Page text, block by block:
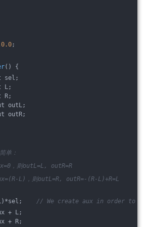
.0;
()
{
sel;
L;
R;
outL;
outR;
单：
，则outL=L, outR=R
L)，则outL=R, outR=-(R-L)+R=L
L)*sel; // We create aux in order to
+ L;
+ R;